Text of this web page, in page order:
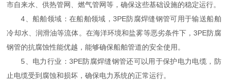
市自来水、供热管网、燃气管网等，确保这些基础设施的稳定运行。
4、船舶领域：在船舶领域，3PE防腐焊缝钢管可用于输送船舶
冷却水、润滑油等流体。在海洋环境和盐雾等恶劣条件下，3PE防腐
钢管的抗腐蚀性能优越，能够确保船舶管道的安全使用。
5、电力行业：3PE防腐焊缝钢管还可以用于保护电力电缆，防
止电缆受到腐蚀和损坏，确保电力系统的正常运行。